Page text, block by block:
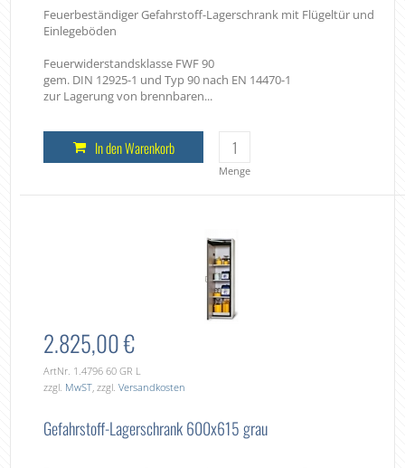
Feuerbeständiger Gefahrstoff-Lagerschrank mit Flügeltür und
Einlegeböden
Feuerwiderstandsklasse FWF 90
gem. DIN 12925-1 und Typ 90 nach EN 14470-1
zur Lagerung von brennbaren...
Menge
In den Warenkorb
2.825,00 €
ArtNr. 1.4796 60 GR L
zzgl. MwST , zzgl.Versandkosten
Gefahrstoff-Lagerschrank 600x615 grau